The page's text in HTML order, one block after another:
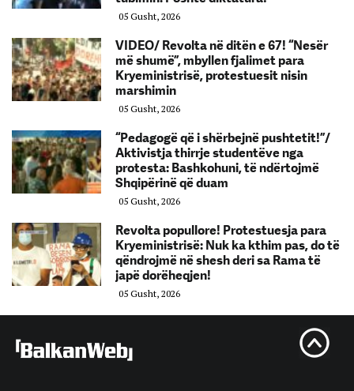
05 Gusht, 2026
VIDEO/ Revolta në ditën e 67! “Nesër
më shumë”, mbyllen fjalimet para
Kryeministrisë, protestuesit nisin
marshimin
05 Gusht, 2026
“Pedagogë që i shërbejnë pushtetit!”/
Aktivistja thirrje studentëve nga
protesta: Bashkohuni, të ndërtojmë
Shqipërinë që duam
05 Gusht, 2026
Revolta popullore! Protestuesja para
Kryeministrisë: Nuk ka kthim pas, do të
qëndrojmë në shesh deri sa Rama të
japë dorëheqjen!
05 Gusht, 2026